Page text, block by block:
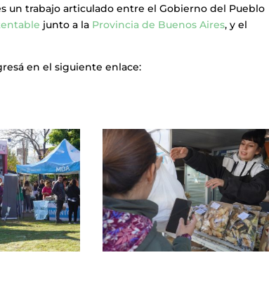
un trabajo articulado entre el Gobierno del Pueblo
junto a la Provincia de Buenos Aires, y el
en el siguiente enlace: